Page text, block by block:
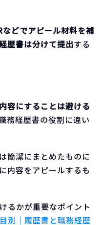
などでアピール材料を補
歴書は分けて提出する
容にすることは避ける
務経歴書の役割に違い
簡潔にまとめたものに
内容をアピールするも
るかが重要なポイント
目別｜履歴書と職務経歴